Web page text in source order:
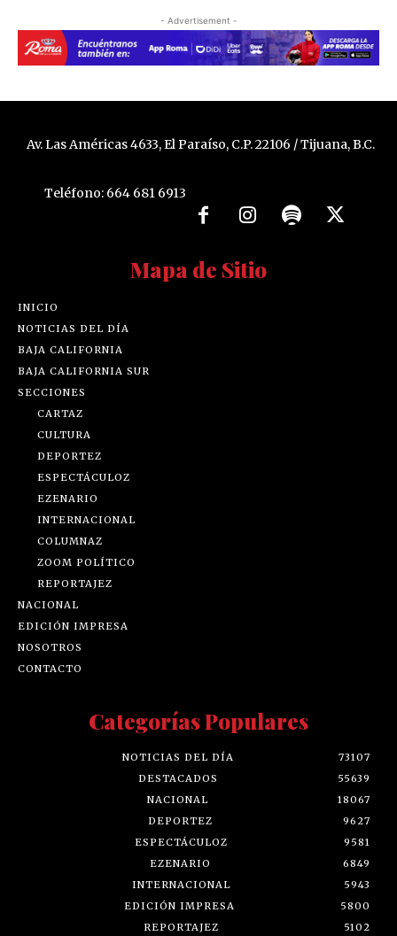
- Advertisement -
Av. Las Américas 4633, El Paraíso, C.P. 22106 / Tijuana, B.C.
Teléfono: 664 681 6913
Mapa de Sitio
INICIO
NOTICIAS DEL DÍA
BAJA CALIFORNIA
BAJA CALIFORNIA SUR
SECCIONES
CARTAZ
CULTURA
DEPORTEZ
ESPECTÁCULOZ
EZENARIO
INTERNACIONAL
COLUMNAZ
ZOOM POLÍTICO
REPORTAJEZ
NACIONAL
EDICIÓN IMPRESA
NOSOTROS
CONTACTO
Categorías Populares
NOTICIAS DEL DÍA
73107
DESTACADOS
55639
NACIONAL
18067
DEPORTEZ
9627
ESPECTÁCULOZ
9581
EZENARIO
6849
INTERNACIONAL
5943
EDICIÓN IMPRESA
5800
REPORTAJEZ
5102